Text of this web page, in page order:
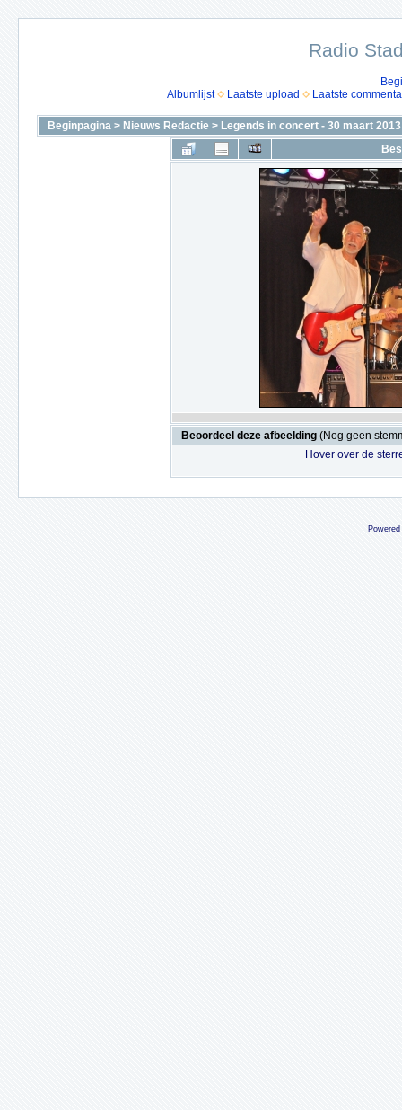
Radio
Albumlijst
Laatste upload Laatste
Beginpagina > Nieuws Redactie > Legends in concert - 30 maart 2013
Beoordeel deze afbeelding (Nog geen
Hover over de